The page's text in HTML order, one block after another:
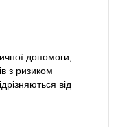
допомоги,
з ризиком
від